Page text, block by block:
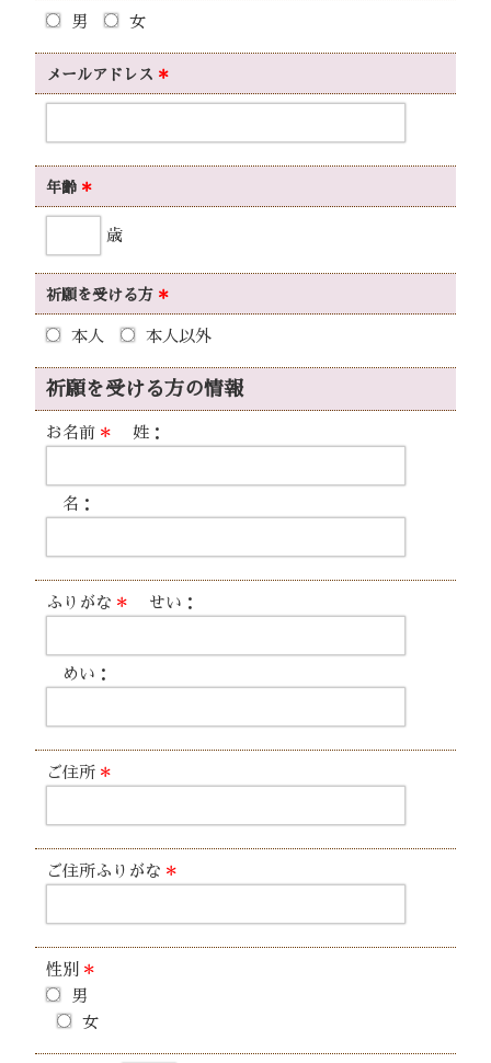
男 女
メールアドレス ＊
年齢 ＊
歳
祈願を受ける方 ＊
本人 本人以外
祈願を受ける方の情報
お名前 ＊ 姓：
名：
ふりがな ＊ せい：
めい：
ご住所 ＊
ご住所ふりがな ＊
性別 ＊
男
女